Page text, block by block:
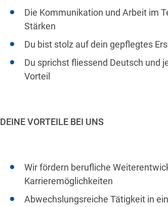
Die Kommunikation und Arbeit im
Stärken
Du bist stolz auf dein gepflegtes
Du sprichst fliessend Deutsch und
Vorteil
DEINE VORTEILE BEI UNS
Wir fördern berufliche
Karrieremöglichkeiten
Abwechslungsreiche Tätigkeit in